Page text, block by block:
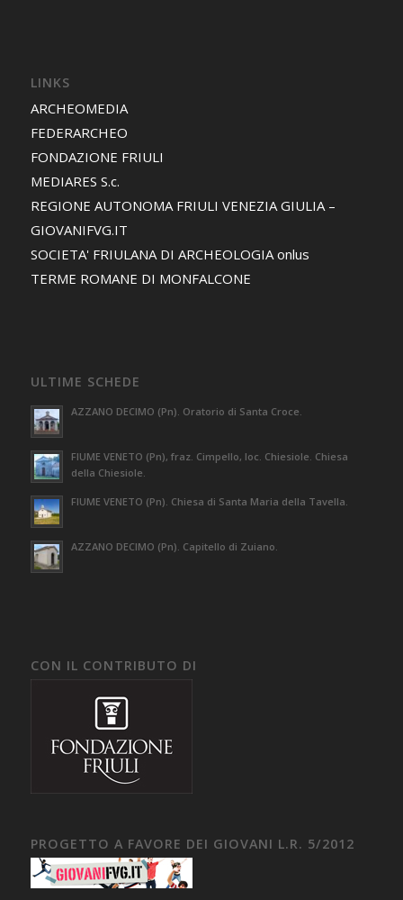
LINKS
ARCHEOMEDIA
FEDERARCHEO
FONDAZIONE FRIULI
MEDIARES S.c.
REGIONE AUTONOMA FRIULI VENEZIA GIULIA –
GIOVANIFVG.IT
SOCIETA' FRIULANA DI ARCHEOLOGIA onlus
TERME ROMANE DI MONFALCONE
ULTIME SCHEDE
AZZANO DECIMO (Pn). Oratorio di Santa Croce.
FIUME VENETO (Pn), fraz. Cimpello, loc. Chiesiole. Chiesa
della Chiesiole.
FIUME VENETO (Pn). Chiesa di Santa Maria della Tavella.
AZZANO DECIMO (Pn). Capitello di Zuiano.
CON IL CONTRIBUTO DI
PROGETTO A FAVORE DEI GIOVANI L.R. 5/2012